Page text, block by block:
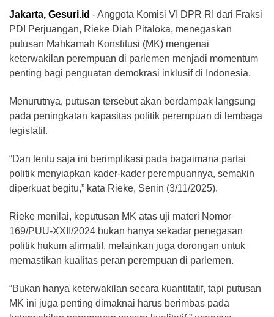
Jakarta, Gesuri.id - Anggota Komisi VI DPR RI dari Fraksi
PDI Perjuangan, Rieke Diah Pitaloka, menegaskan
putusan Mahkamah Konstitusi (MK) mengenai
keterwakilan perempuan di parlemen menjadi momentum
penting bagi penguatan demokrasi inklusif di Indonesia.
Menurutnya, putusan tersebut akan berdampak langsung
pada peningkatan kapasitas politik perempuan di lembaga
legislatif.
“Dan tentu saja ini berimplikasi pada bagaimana partai
politik menyiapkan kader-kader perempuannya, semakin
diperkuat begitu,” kata Rieke, Senin (3/11/2025).
Rieke menilai, keputusan MK atas uji materi Nomor
169/PUU-XXII/2024 bukan hanya sekadar penegasan
politik hukum afirmatif, melainkan juga dorongan untuk
memastikan kualitas peran perempuan di parlemen.
“Bukan hanya keterwakilan secara kuantitatif, tapi putusan
MK ini juga penting dimaknai harus berimbas pada